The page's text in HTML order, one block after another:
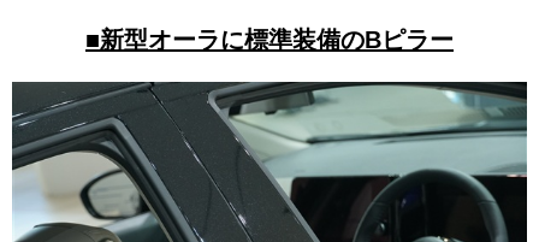
■新型オーラに標準装備のBピラー